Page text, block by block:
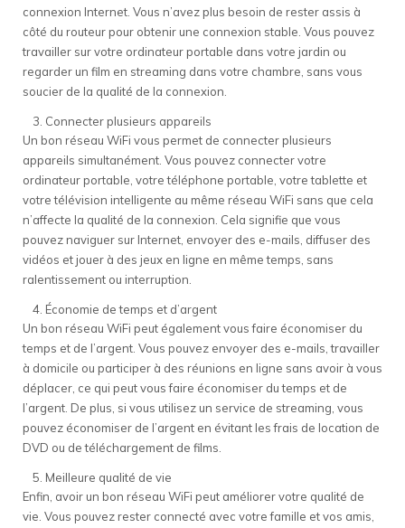
connexion Internet. Vous n’avez plus besoin de rester assis à
côté du routeur pour obtenir une connexion stable. Vous pouvez
travailler sur votre ordinateur portable dans votre jardin ou
regarder un film en streaming dans votre chambre, sans vous
soucier de la qualité de la connexion.
Connecter plusieurs appareils
Un bon réseau WiFi vous permet de connecter plusieurs
appareils simultanément. Vous pouvez connecter votre
ordinateur portable, votre téléphone portable, votre tablette et
votre télévision intelligente au même réseau WiFi sans que cela
n’affecte la qualité de la connexion. Cela signifie que vous
pouvez naviguer sur Internet, envoyer des e-mails, diffuser des
vidéos et jouer à des jeux en ligne en même temps, sans
ralentissement ou interruption.
Économie de temps et d’argent
Un bon réseau WiFi peut également vous faire économiser du
temps et de l’argent. Vous pouvez envoyer des e-mails, travailler
à domicile ou participer à des réunions en ligne sans avoir à vous
déplacer, ce qui peut vous faire économiser du temps et de
l’argent. De plus, si vous utilisez un service de streaming, vous
pouvez économiser de l’argent en évitant les frais de location de
DVD ou de téléchargement de films.
Meilleure qualité de vie
Enfin, avoir un bon réseau WiFi peut améliorer votre qualité de
vie. Vous pouvez rester connecté avec votre famille et vos amis,